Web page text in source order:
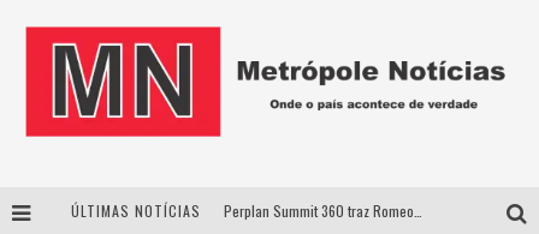
ÚLTIMAS NOTÍCIAS